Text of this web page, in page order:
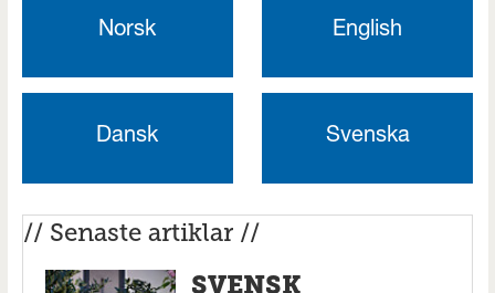
Norsk English
Dansk Svenska
// Senaste artiklar //
SVENSK